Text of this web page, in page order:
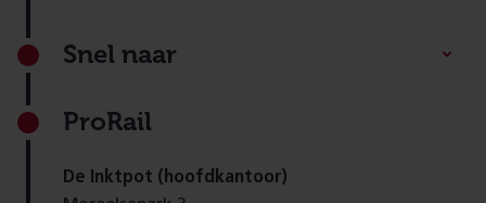
Footer
Snel naar
ProRail
De Inktpot (hoofdkantoor)